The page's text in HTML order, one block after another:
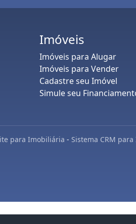
Imóveis
Imóveis para Alugar
Imóveis para Vender
Cadastre seu Imóvel
Simule seu
para Imobiliária - Sistema CRM